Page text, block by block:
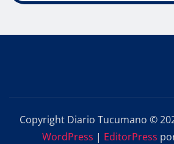
Copyright Diario Tucumano ©
WordPress | EditorPress